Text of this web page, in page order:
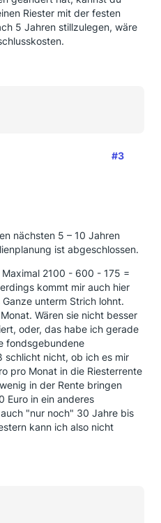
Riester mit der festen
5 Jahren stillzulegen, wäre
#3
nächsten 5 – 10 Jahren
ist abgeschlossen.
2100 - 600 - 175 =
kommt mir auch hier
unterm Strich lohnt.
Wären sie nicht besser
oder, das habe ich gerade
fondsgebundene
schlicht nicht, ob ich es mir
pro Monat in die Riesterrente
in der Rente bringen
Euro in ein anderes
"nur noch" 30 Jahre bis
kann ich also nicht